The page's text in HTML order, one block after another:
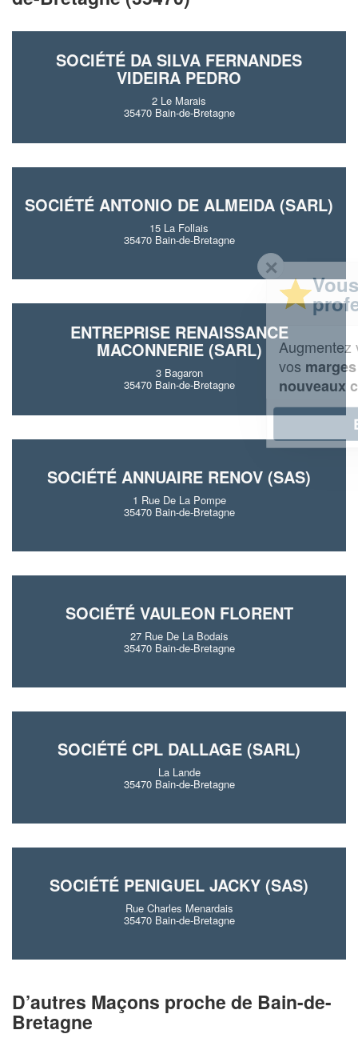
SOCIÉTÉ DA SILVA FERNANDES
VIDEIRA PEDRO
2 Le Marais
35470 Bain-de-Bretagne
SOCIÉTÉ ANTONIO DE ALMEIDA (SARL)
15 La Follais
35470 Bain-de-Bretagne
ENTREPRISE RENAISSANCE
MACONNERIE (SARL)
3 Bagaron
35470 Bain-de-Bretagne
SOCIÉTÉ ANNUAIRE RENOV (SAS)
1 Rue De La Pompe
35470 Bain-de-Bretagne
SOCIÉTÉ VAULEON FLORENT
27 Rue De La Bodais
35470 Bain-de-Bretagne
SOCIÉTÉ CPL DALLAGE (SARL)
La Lande
35470 Bain-de-Bretagne
SOCIÉTÉ PENIGUEL JACKY (SAS)
Rue Charles Menardais
35470 Bain-de-Bretagne
D’autres Maçons proche de Bain-de-
Bretagne
Vous êtes un
professionnel ?
Augmentez votrechiffre d'affaireset
marges tout en gagnant de
nouveaux clients!